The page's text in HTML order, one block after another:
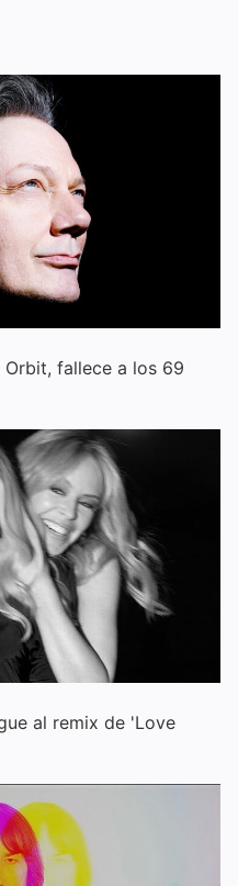
fallece a los 69
al remix de 'Love